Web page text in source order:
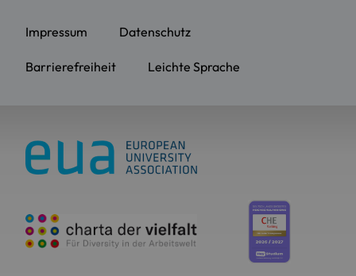
Impressum Datenschutz
Barrierefreiheit Leichte Sprache